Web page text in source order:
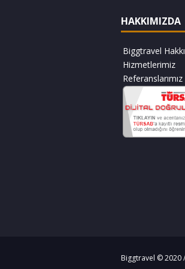
HAKKIMIZDA
Biggtravel
Hizmetlerimiz
Referanslarımız
Biggtravel © 2020 /